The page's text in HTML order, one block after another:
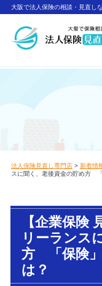
大阪で法人保険の相談・見直し
法人保険見直し専門店> 新着情
スに聞く、老後資金の貯め方
【企業保険
リーランス
方 「保険」
は？